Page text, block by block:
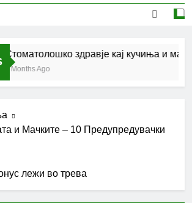
од инсекти кај кучињата и што
Стоматолошко здравје кај кучиња и
6 Months Ago
и Мачките – 10 Предупредувачки
лежи во трева